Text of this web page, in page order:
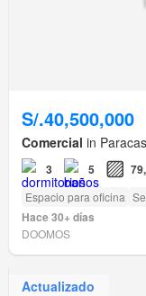
S/.40,500,000
Comercial in
3 5
Espacio para oficina
Hace 30+ días
DOOMOS
Actualizado